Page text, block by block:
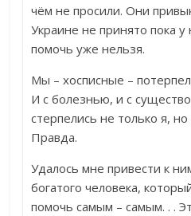
чём не просили. Они
Украине не принято пока
помочь уже нельзя.
Мы – хосписные –
И с болезнью, и с
стерпелись не только я,
Правда.
Удалось мне привести к
богатого человека,
помочь самым – самым. . .